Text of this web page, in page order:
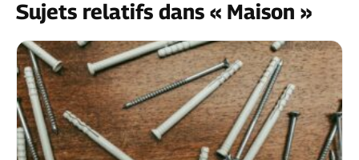
Sujets relatifs dans « Maison »